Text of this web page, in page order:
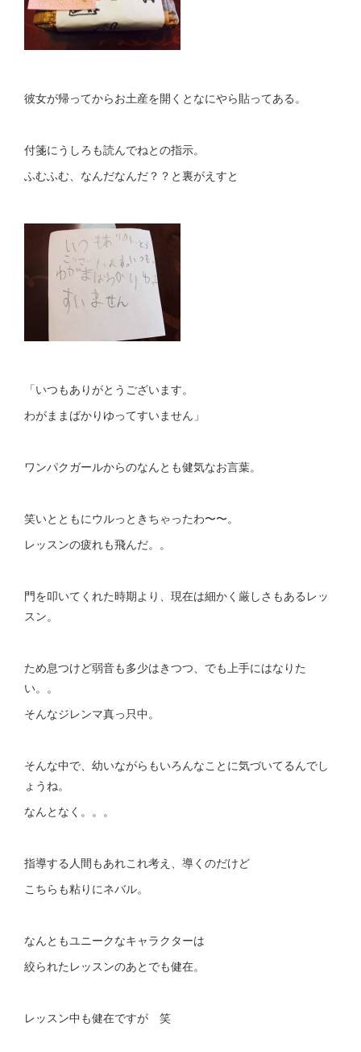
彼女が帰ってからお土産を開くとなにやら貼ってある。
付箋にうしろも読んでねとの指示。
ふむふむ、なんだなんだ？？と裏がえすと
「いつもありがとうございます。
わがままばかりゆってすいません」
ワンパクガールからのなんとも健気なお言葉。
笑いとともにウルっときちゃったわ〜〜。
レッスンの疲れも飛んだ。。
門を叩いてくれた時期より、現在は細かく厳しさもあるレッ
スン。
ため息つけど弱音も多少はきつつ、でも上手にはなりた
い。。
そんなジレンマ真っ只中。
そんな中で、幼いながらもいろんなことに気づいてるんでし
ょうね。
なんとなく。。。
指導する人間もあれこれ考え、導くのだけど
こちらも粘りにネバル。
なんともユニークなキャラクターは
絞られたレッスンのあとでも健在。
レッスン中も健在ですが 笑